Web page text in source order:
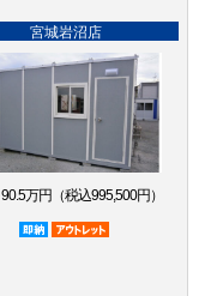
宮城岩沼店
万円（税込995,500円）
即納品